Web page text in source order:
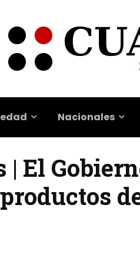
Nacionales
| El